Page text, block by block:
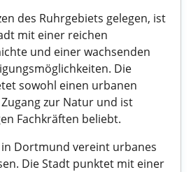
des Ruhrgebiets gelegen, ist
mit einer reichen
und einer wachsenden
Die
sowohl einen urbanen
zur Natur und ist
Fachkräften beliebt.
in Dortmund vereint urbanes
Die Stadt punktet mit einer